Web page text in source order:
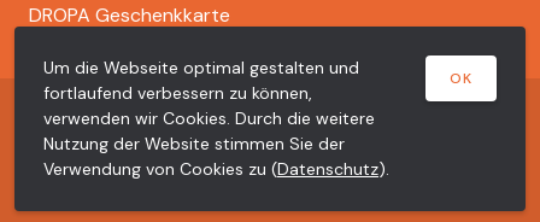
DROPA Geschenkkarte
Copyright © 2026 Dr. Bähler Dropa AG
Meta
dropa
Datenschutzerklärung Impressum
Um die Webseite optimal gestalten und
fortlaufend verbessern zu können,
verwenden wir Cookies. Durch die weitere
Nutzung der Website stimmen Sie der
Verwendung von Cookies zu (Datenschutz).
OK